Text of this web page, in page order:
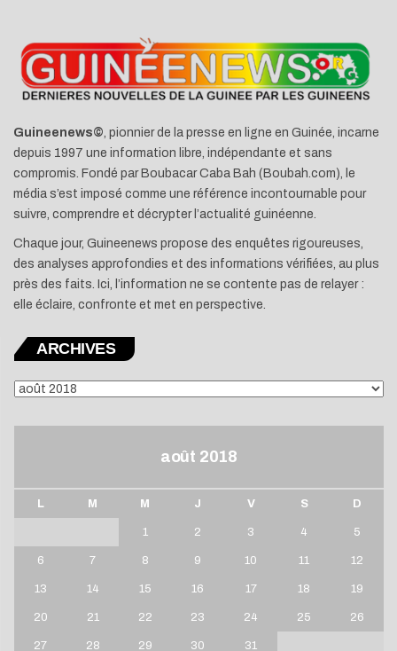
Guineenews© , pionnier de la presse en ligne en Guinée, incarne
depuis 1997 une information libre, indépendante et sans
compromis. Fondé par Boubacar Caba Bah (Boubah.com), le
média s’est imposé comme une référence incontournable pour
suivre, comprendre et décrypter l’actualité guinéenne.
Chaque jour, Guineenews propose des enquêtes rigoureuses,
des analyses approfondies et des informations vérifiées, au plus
près des faits. Ici, l’information ne se contente pas de relayer :
elle éclaire, confronte et met en perspective.
ARCHIVES
ARCHIVES
août 2018
L M M J V S D
1 2 3 4 5
6 7 8 9 10 11 12
13 14 15 16 17 18 19
20 21 22 23 24 25 26
27 28 29 30 31